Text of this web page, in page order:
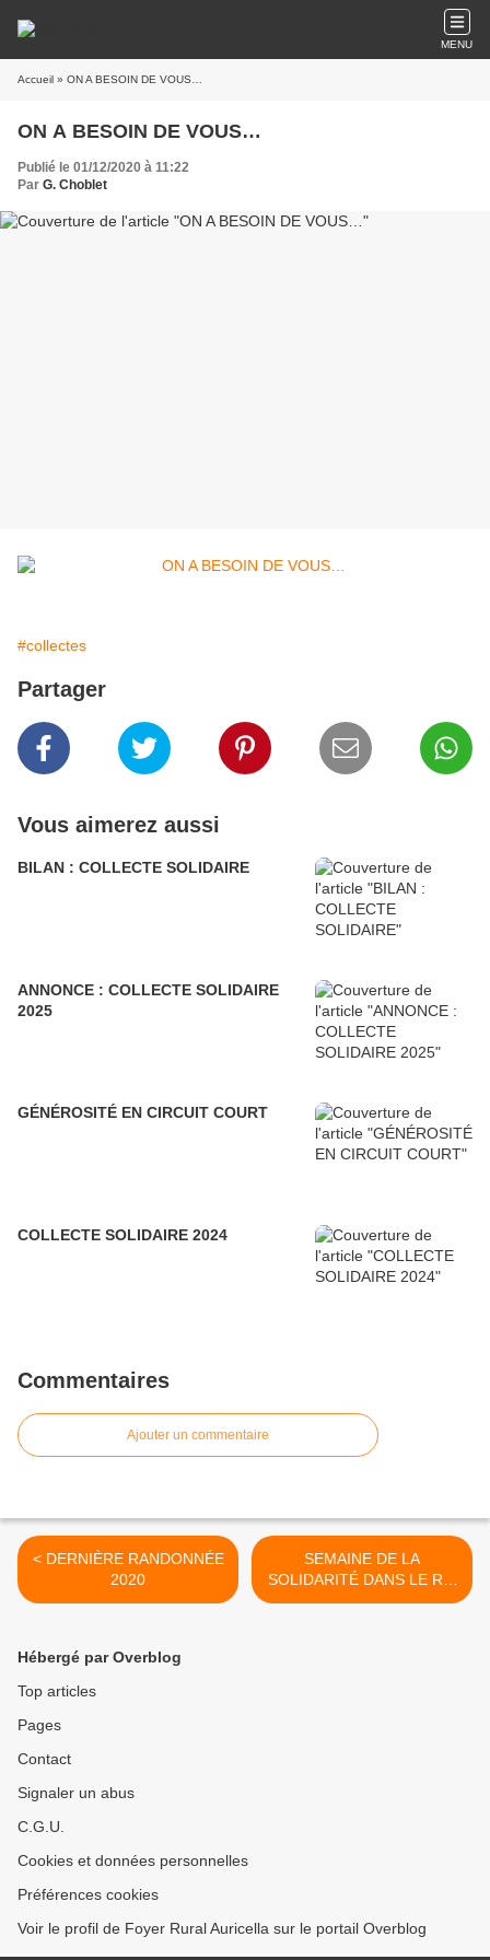
MENU
Accueil » ON A BESOIN DE VOUS…
ON A BESOIN DE VOUS…
Publié le 01/12/2020 à 11:22
Par G. Choblet
#collectes
Partager
Vous aimerez aussi
BILAN : COLLECTE SOLIDAIRE
ANNONCE : COLLECTE SOLIDAIRE
2025
GÉNÉROSITÉ EN CIRCUIT COURT
COLLECTE SOLIDAIRE 2024
Commentaires
Ajouter un commentaire
< DERNIÈRE RANDONNÉE
2020
SEMAINE DE LA
SOLIDARITÉ DANS LE RPI
DES 3 MOULINS >
Hébergé par Overblog
Top articles
Pages
Contact
Signaler un abus
C.G.U.
Cookies et données personnelles
Préférences cookies
Voir le profil de Foyer Rural Auricella sur le portail Overblog